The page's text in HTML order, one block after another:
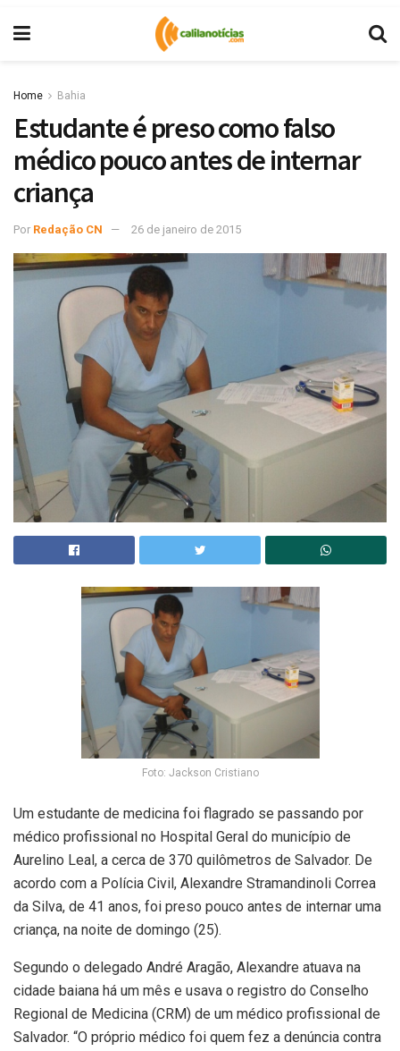
Home Bahia
Estudante é preso como falso
médico pouco antes de internar
criança
Por Redação CN 26 de janeiro de 2015
Foto: Jackson Cristiano
Um estudante de medicina foi flagrado se passando por
médico profissional no Hospital Geral do município de
Aurelino Leal, a cerca de 370 quilômetros de Salvador. De
acordo com a Polícia Civil, Alexandre Stramandinoli Correa
da Silva, de 41 anos, foi preso pouco antes de internar uma
criança, na noite de domingo (25).
Segundo o delegado André Aragão, Alexandre atuava na
cidade baiana há um mês e usava o registro do Conselho
Regional de Medicina (CRM) de um médico profissional de
Salvador. “O próprio médico foi quem fez a denúncia contra